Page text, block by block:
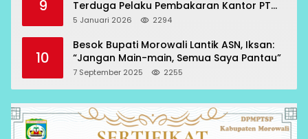
9
Terduga Pelaku Pembakaran Kantor PT
RCP Sesuai Prosedur
5 Januari 2026 2294
10
Besok Bupati Morowali Lantik ASN, Iksan:
“Jangan Main-main, Semua Saya Pantau”
7 September 2025 2255